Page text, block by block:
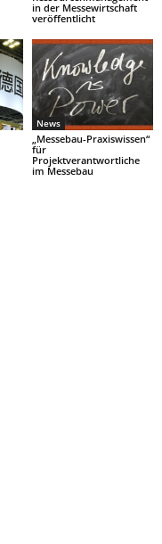
in der Messewirtschaft
veröffentlicht
News
„Messebau-Praxiswissen“
für
Projektverantwortliche
im Messebau